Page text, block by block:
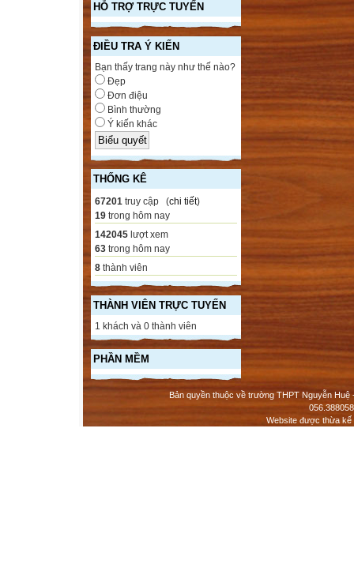
HỖ TRỢ TRỰC TUYẾN
ĐIỀU TRA Ý KIẾN
Bạn thấy trang này như thế nào?
Đẹp
Đơn điệu
Bình thường
Ý kiến khác
THỐNG KÊ
67201 truy cập (chi tiết)
19 trong hôm nay
142045 lượt xem
63 trong hôm nay
8 thành viên
THÀNH VIÊN TRỰC TUYẾN
1 khách và 0 thành viên
PHẦN MỀM
Bản quyền thuộc về trường THPT Nguyễn
Website được thừa